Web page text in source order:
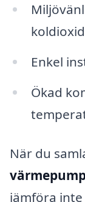
Enkel
Ökad
När du
jämföra